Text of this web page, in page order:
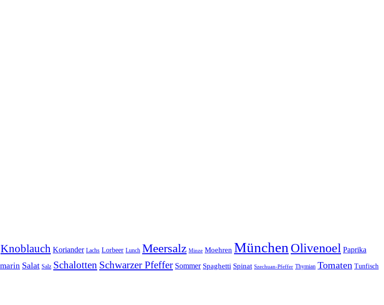
Knoblauch Koriander Lachs Lorbeer Lunch Meersalz Minze Moehren München Olivenoel Paprika
Salat Salz Schalotten Schwarzer Pfeffer Sommer Spaghetti Spinat Szechuan-Pfeffer Thymian Tomaten Tunfisch